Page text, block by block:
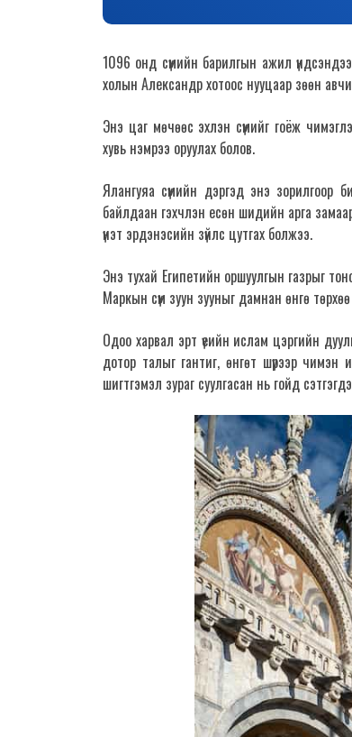
1096 онд сүмийн барилгын ажил
холын Александр хотоос нууцаар зөөн
Энэ цаг мөчөөс эхлэн сүмийг гоёж
хувь нэмрээ оруулах болов.
Ялангуяа сүмийн дэргэд энэ
байлдаан гэхчлэн есөн шидийн арга
үнэт эрдэнэсийн зүйлс цутгах болжээ.
Энэ тухай Египетийн оршуулгын газрыг
Маркын сүм зуун зууныг дамнан өнгө
Одоо харвал эрт үеийн ислам цэргийн
дотор талыг гантиг, өнгөт шүрээр чимэн
шигтгэмэл зураг суулгасан нь гойд